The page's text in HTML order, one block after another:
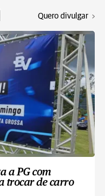
Quero divulgar
a PG com
trocar de carro